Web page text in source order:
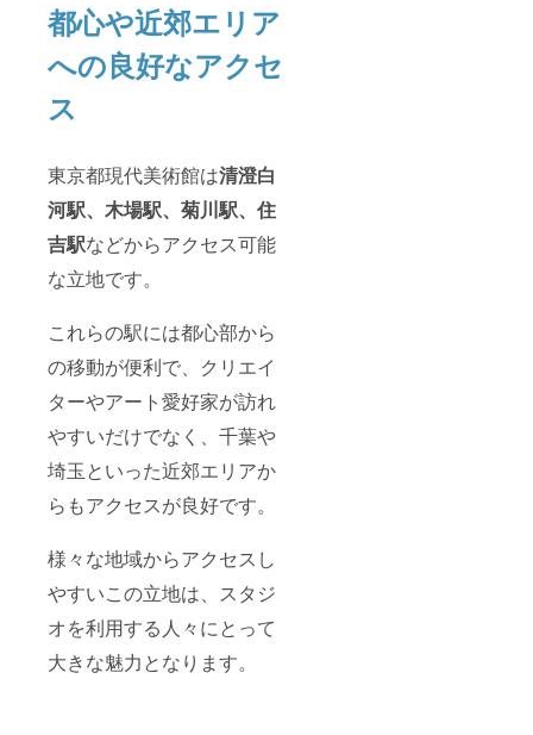
都心や近郊エリア
への良好なアクセ
ス
東京都現代美術館は清澄白
河駅、木場駅、菊川駅、住
吉駅などからアクセス可能
な立地です。
これらの駅には都心部から
の移動が便利で、クリエイ
ターやアート愛好家が訪れ
やすいだけでなく、千葉や
埼玉といった近郊エリアか
らもアクセスが良好です。
様々な地域からアクセスし
やすいこの立地は、スタジ
オを利用する人々にとって
大きな魅力となります。